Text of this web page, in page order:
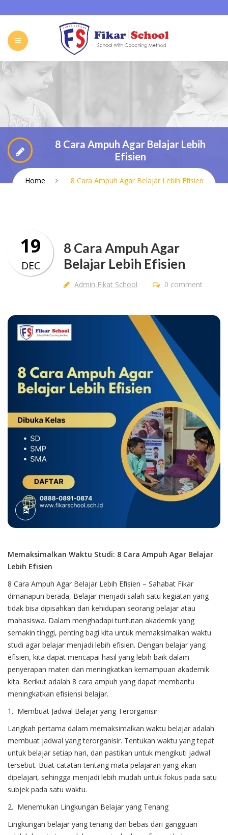
ABOUT FIKAR SCHOOL CAREER
FIKAR SCHOOL ONLINE CONTACT INDONESIA
8 Cara Ampuh Agar Belajar Lebih
Efisien
Home 8 Cara Ampuh Agar Belajar Lebih Efisien
8 Cara Ampuh Agar
Belajar Lebih Efisien
Admin Fikat School
19
DEC
0 comment
Memaksimalkan Waktu Studi: 8 Cara Ampuh Agar Belajar
Lebih Efisien
8 Cara Ampuh Agar Belajar Lebih Efisien – Sahabat Fikar
dimanapun berada, Belajar menjadi salah satu kegiatan yang
tidak bisa dipisahkan dari kehidupan seorang pelajar atau
mahasiswa. Dalam menghadapi tuntutan akademik yang
semakin tinggi, penting bagi kita untuk memaksimalkan waktu
studi agar belajar menjadi lebih efisien. Dengan belajar yang
efisien, kita dapat mencapai hasil yang lebih baik dalam
penyerapan materi dan meningkatkan kemampuan akademik
kita. Berikut adalah 8 cara ampuh yang dapat membantu
meningkatkan efisiensi belajar.
1. Membuat Jadwal Belajar yang Terorganisir
Langkah pertama dalam memaksimalkan waktu belajar adalah
membuat jadwal yang terorganisir. Tentukan waktu yang tepat
untuk belajar setiap hari, dan pastikan untuk mengikuti jadwal
tersebut. Buat catatan tentang mata pelajaran yang akan
dipelajari, sehingga menjadi lebih mudah untuk fokus pada satu
subjek pada satu waktu.
2. Menemukan Lingkungan Belajar yang Tenang
Lingkungan belajar yang tenang dan bebas dari gangguan